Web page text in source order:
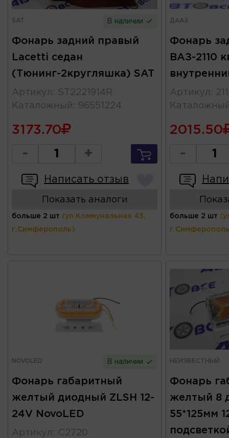
SAT В наличии
Фонарь задний правый
Lacetti седан
(Тюнинг-2кругляшка) SAT
Артикул : ST2221914R
Каталожный : 96551224
3173.70
- +
Написать отзыв
Показать аналоги
больше 2 шт (ул.Коммунальная 43,
г.Симферополь)
ДААЗ
Фонарь
ВАЗ-2110
Артикул :
2015.50
-
больше 2 шт
NOVOLED В наличии
Фонарь габаритный
желтый диодный ZLSH 12-
24V NovoLED
Артикул : C2720
НЕИЗВЕСТНЫЙ
Фонарь
желтый 8
55*125мм